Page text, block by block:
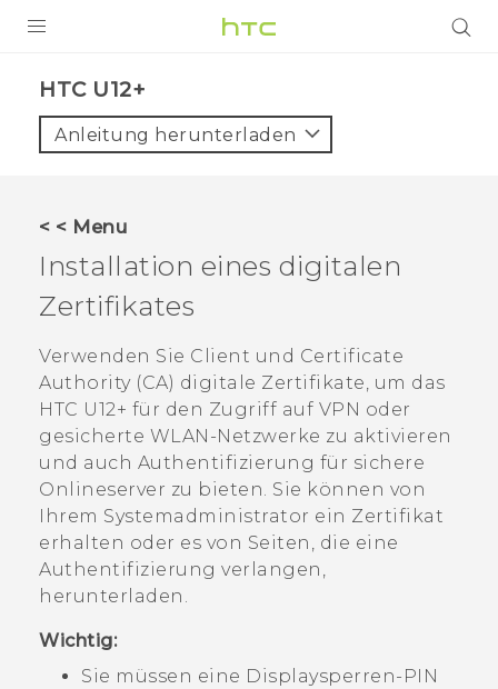
VIVE
VIVERSE
UNTERSTÜTZUNG
HTC-Geräte und Zubehör
HTC U12+‎
Anleitung herunterladen
< < Menu
Installation eines digitalen
Zertifikates
Verwenden Sie Client und Certificate
Authority (CA) digitale Zertifikate, um das
HTC U12+‍ für den Zugriff auf VPN oder
gesicherte WLAN -Netzwerke zu aktivieren
und auch Authentifizierung für sichere
Onlineserver zu bieten. Sie können von
Ihrem Systemadministrator ein Zertifikat
erhalten oder es von Seiten, die eine
Authentifizierung verlangen,
herunterladen.
Wichtig:
Sie müssen eine Displaysperren-PIN